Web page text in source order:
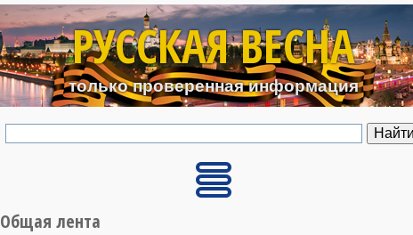
Перейти к основному
РУССКАЯ ВЕСНА
только проверенная информация
Общая лента